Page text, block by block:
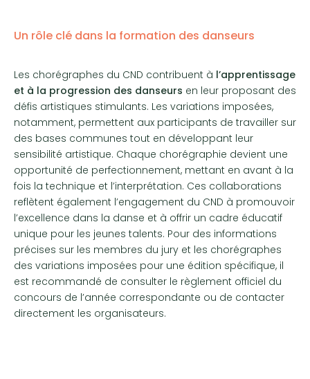
Un rôle clé dans la formation des danseurs
Les chorégraphes du CND contribuent à l’apprentissage
et à la progression des danseurs en leur proposant des
défis artistiques stimulants. Les variations imposées,
notamment, permettent aux participants de travailler sur
des bases communes tout en développant leur
sensibilité artistique. Chaque chorégraphie devient une
opportunité de perfectionnement, mettant en avant à la
fois la technique et l’interprétation. Ces collaborations
reflètent également l’engagement du CND à promouvoir
l’excellence dans la danse et à offrir un cadre éducatif
unique pour les jeunes talents. Pour des informations
précises sur les membres du jury et les chorégraphes
des variations imposées pour une édition spécifique, il
est recommandé de consulter le règlement officiel du
concours de l’année correspondante ou de contacter
directement les organisateurs.